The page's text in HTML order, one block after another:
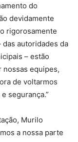
do
devidamente
rigorosamente
autoridades da
– estão
nossas equipes,
de voltarmos
segurança.”
Murilo
a nossa parte